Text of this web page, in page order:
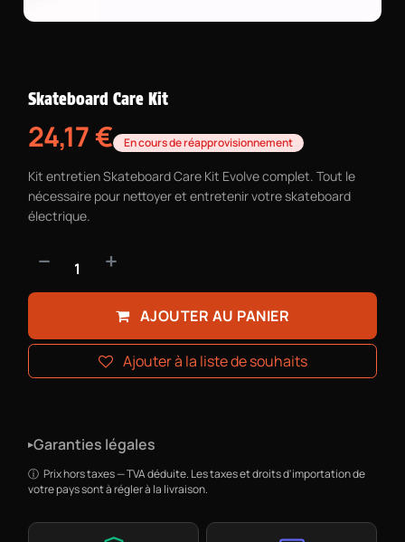
Skateboard Care Kit
24,17€ En cours de réapprovisionnement
Kit entretien Skateboard Care Kit Evolve complet. Tout le
nécessaire pour nettoyer et entretenir votre skateboard
électrique.
AJOUTER AU PANIER
Ajouter à la liste de souhaits
▸Garanties légales
Prix hors taxes — TVA déduite. Les taxes et droits d'importation de
votre pays sont à régler à la livraison.